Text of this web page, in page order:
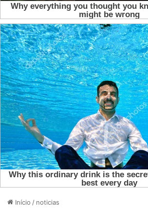
Início / noticias